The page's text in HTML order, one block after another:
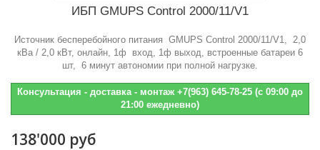
ИБП GMUPS Control 2000/11/V1
Источник бесперебойного питания GMUPS Control 2000/11/V1, 2,0
кВа / 2,0 кВт, онлайн, 1ф вход, 1ф выход, встроенные батареи 6
шт, 6 минут автономии при полной нагрузке.
Консультация - доставка - монтаж +7(963) 645-78-25 (с 09:00 до
21:00 ежедневно)
138'000 руб